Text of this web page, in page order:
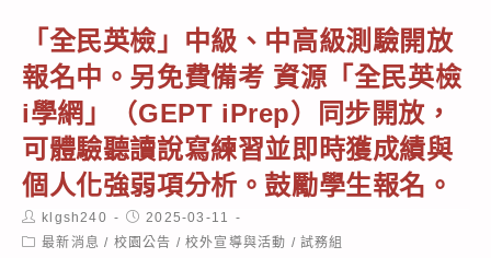
「全民英檢」中級、中高級測驗開放
報名中。另免費備考 資源「全民英檢
i學網」（GEPT iPrep）同步開放，
可體驗聽讀說寫練習並即時獲成績與
個人化強弱項分析。鼓勵學生報名。
Post
author:
klgsh240
Post
published:
2025-03-11
Post最新消息 / 校園公告 / 校外宣導與活動 / 試務組